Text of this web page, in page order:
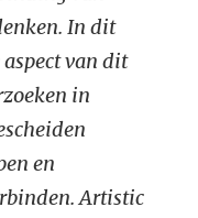
In dit
van dit
in
en
Artistic